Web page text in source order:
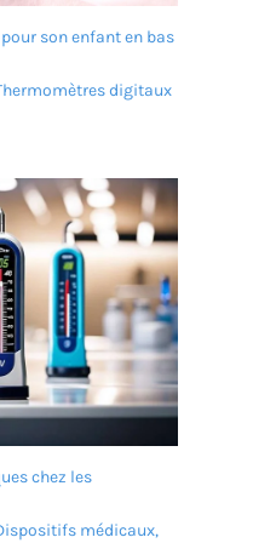
son enfant en bas
digitaux
chez les
médicaux,